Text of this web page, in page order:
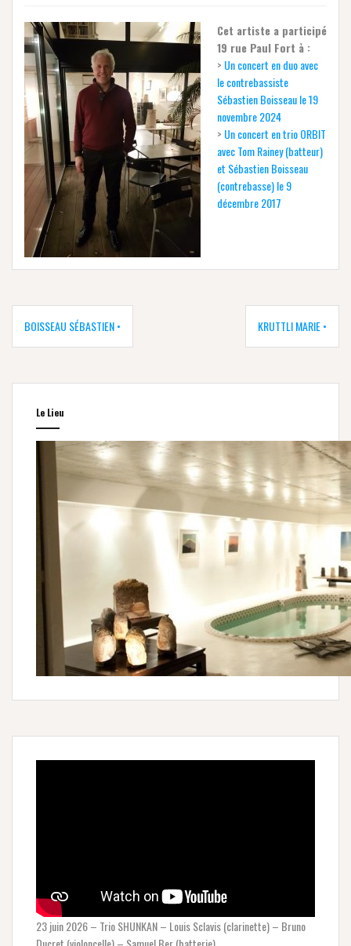
Cet artiste a participé
19 rue Paul Fort à :
> Un concert en duo avec
le contrebassiste
Sébastien Boisseau le 19
novembre 2024
> Un concert en trio ORBIT
avec Tom Rainey (batteur)
et Sébastien Boisseau
(contrebasse) le 9
décembre 2017
Navigation
l’article
BOISSEAU SÉBASTIEN • KRUTTLI MARIE •
Le Lieu
23 juin 2026 – Trio SHUNKAN – Louis Sclavis (clarinette) – Bruno